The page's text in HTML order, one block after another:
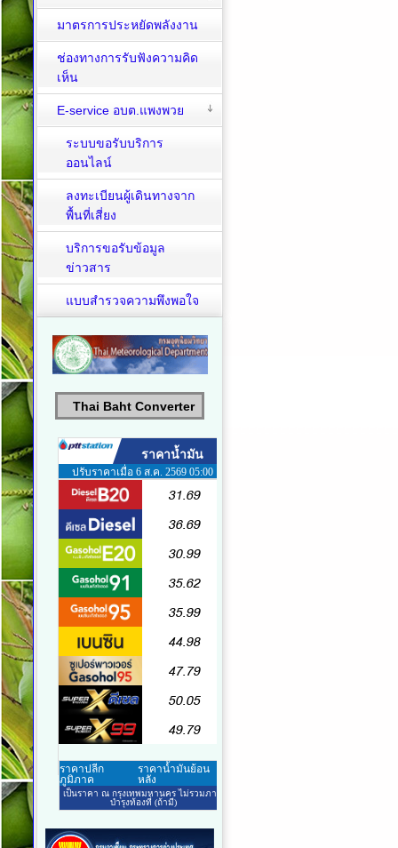
มาตรการประหยัดพลังงาน
ช่องทางการรับฟังความคิด
เห็น
E-service อบต.แพงพวย
ระบบขอรับบริการ
ออนไลน์
ลงทะเบียนผู้เดินทางจาก
พื้นที่เสี่ยง
บริการขอรับข้อมูล
ข่าวสาร
แบบสำรวจความพึงพอใจ
Thai Baht Converter